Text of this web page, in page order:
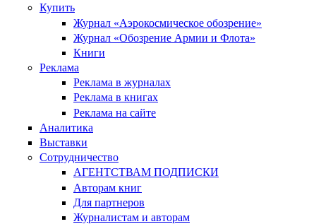
Купить
Журнал «Аэрокосмическое обозрение»
Журнал «Обозрение Армии и Флота»
Книги
Реклама
Реклама в журналах
Реклама в книгах
Реклама на сайте
Аналитика
Выставки
Сотрудничество
АГЕНТСТВАМ ПОДПИСКИ
Авторам книг
Для партнеров
Журналистам и авторам